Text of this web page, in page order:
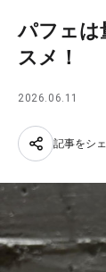
JP
パフェは
スメ！
2026.06.11
記事をシ